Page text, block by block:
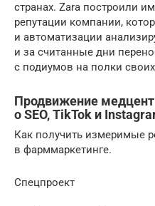
странах. Zara построили
репутации компании,
и автоматизации
и за считанные дни
с подиумов на полки
Продвижение
о SEO, TikTok и
Как получить измеримые
в фарммаркетинге.
Спецпроект